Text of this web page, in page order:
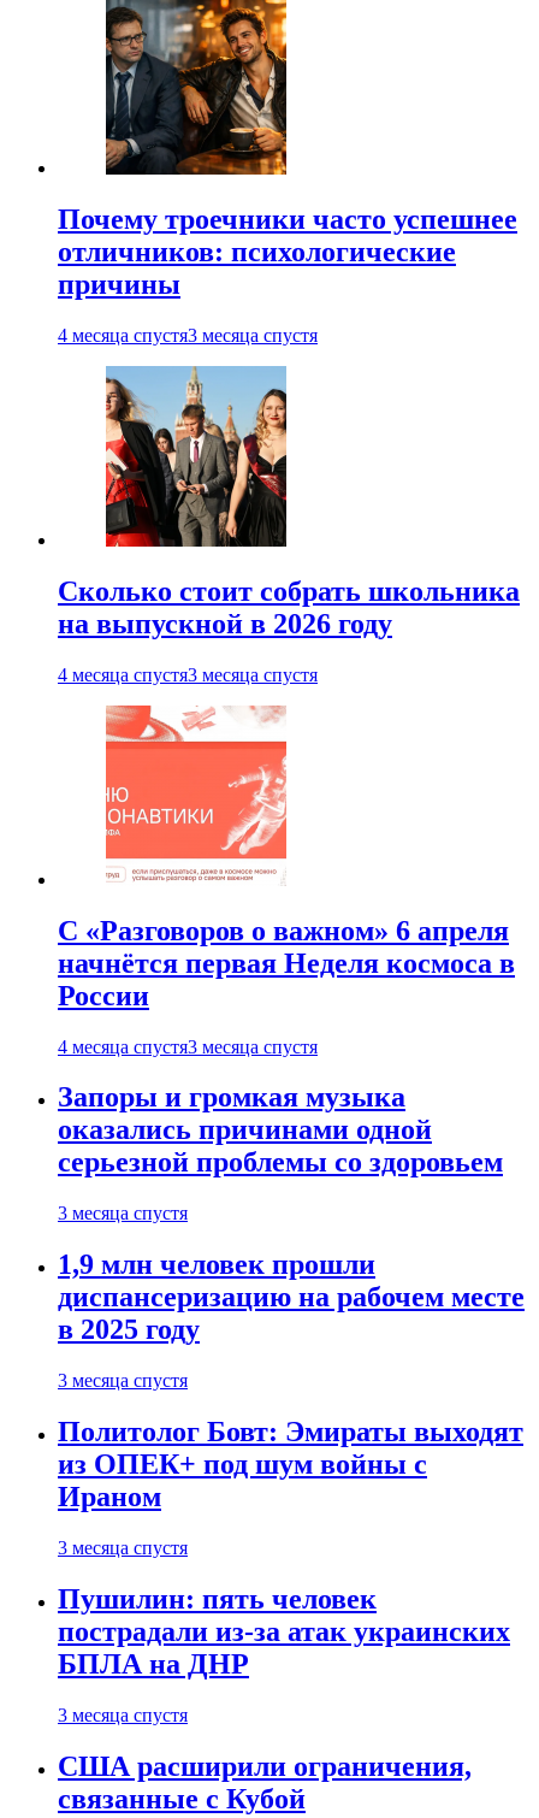
Почему троечники часто успешнее
отличников: психологические
причины
4 месяца спустя3 месяца спустя
Сколько стоит собрать школьника
на выпускной в 2026 году
4 месяца спустя3 месяца спустя
С «Разговоров о важном» 6 апреля
начнётся первая Неделя космоса в
России
4 месяца спустя3 месяца спустя
Запоры и громкая музыка
оказались причинами одной
серьезной проблемы со здоровьем
3 месяца спустя
1,9 млн человек прошли
диспансеризацию на рабочем месте
в 2025 году
3 месяца спустя
Политолог Бовт: Эмираты выходят
из ОПЕК+ под шум войны с
Ираном
3 месяца спустя
Пушилин: пять человек
пострадали из-за атак украинских
БПЛА на ДНР
3 месяца спустя
США расширили ограничения,
связанные с Кубой